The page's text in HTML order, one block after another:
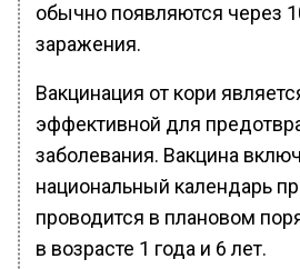
обычно появляются через
заражения.
Вакцинация от кори
эффективной для
заболевания. Вакцина
национальный календарь
проводится в плановом
в возрасте 1 года и 6 лет.